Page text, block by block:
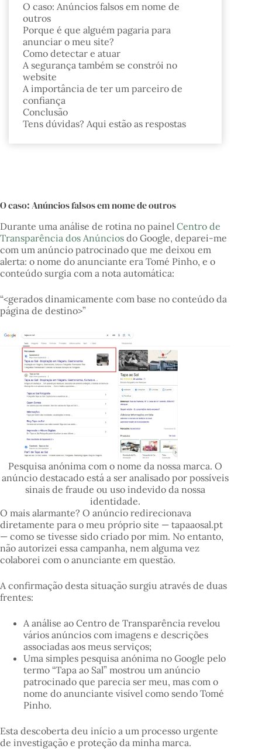
O caso: Anúncios falsos em nome de
outros
Porque é que alguém pagaria para
anunciar o meu site?
Como detectar e atuar
A segurança também se constrói no
website
A importância de ter um parceiro de
confiança
Conclusão
Tens dúvidas? Aqui estão as respostas
O caso: Anúncios falsos em nome de outros
Durante uma análise de rotina no painel Centro de
Transparência dos Anúncios do Google, deparei-me
com um anúncio patrocinado que me deixou em
alerta: o nome do anunciante era Tomé Pinho, e o
conteúdo surgia com a nota automática:
“<gerados dinamicamente com base no conteúdo da
página de destino>”
Pesquisa anónima com o nome da nossa marca. O
anúncio destacado está a ser analisado por possíveis
sinais de fraude ou uso indevido da nossa
identidade.
O mais alarmante? O anúncio redirecionava
diretamente para o meu próprio site — tapaaosal.pt
— como se tivesse sido criado por mim. No entanto,
não autorizei essa campanha, nem alguma vez
colaborei com o anunciante em questão.
A confirmação desta situação surgiu através de duas
frentes:
A análise ao Centro de Transparência revelou
vários anúncios com imagens e descrições
associadas aos meus serviços;
Uma simples pesquisa anónima no Google pelo
termo “Tapa ao Sal” mostrou um anúncio
patrocinado que parecia ser meu, mas com o
nome do anunciante visível como sendo Tomé
Pinho.
Esta descoberta deu início a um processo urgente
de investigação e proteção da minha marca.